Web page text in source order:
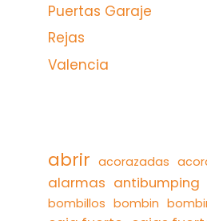
Puertas Garaje
Rejas
Valencia
abrir acorazadas
alarmas antibumping
bombillos bombin